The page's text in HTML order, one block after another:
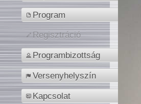
Program
Regisztráció
Programbizottság
Versenyhelyszín
Kapcsolat